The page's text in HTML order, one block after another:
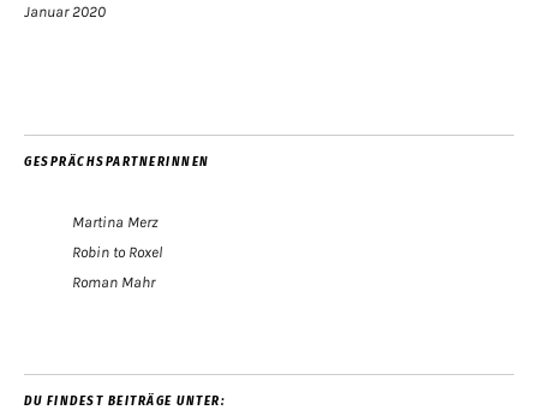
Januar 2020
GESPRÄCHSPARTNERINNEN
Martina Merz
Robin to Roxel
Roman Mahr
DU FINDEST BEITRÄGE UNTER: